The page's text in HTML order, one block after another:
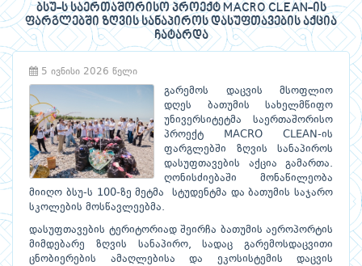
ბსუ-ს საერთაშორისო პროექტ MACRO CLEAN-ის
ფარგლებში ზღვის სანაპიროს დასუფთავების აქცია
ჩატარდა
5 ივნისი 2026 წელი
გარემოს დაცვის მსოფლიო
დღეს ბათუმის სახელმწიფო
უნივერსიტეტმა საერთაშორისო
პროექტ MACRO CLEAN-ის
ფარგლებში ზღვის სანაპიროს
დასუფთავების აქცია გამართა.
ღონისძიებაში მონაწილეობა
მიიღო ბსუ-ს 100-ზე მეტმა სტუდენტმა და ბათუმის საჯარო
სკოლების მოსწავლეებმა.
დასუფთავების ტერიტორიად შეირჩა ბათუმის აეროპორტის
მიმდებარე ზღვის სანაპირო, სადაც გარემოსდაცვითი
ცნობიერების ამაღლებისა და ეკოსისტემის დაცვის